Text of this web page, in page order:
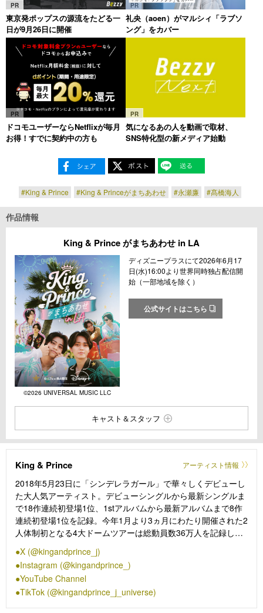
PR
東京発ポップスの源流をたどる一
日が9月26日に開催
PR
礼央（aoen）がマルシィ「ラブソ
ング」をカバー
PR
ドコモユーザーならNetflixが毎月
お得！すでに契約中の方も
PR
気になるあの人を動画で取材、
SNS特化型の新メディア始動
#King & Prince #King & Princeがまちあわせ #永瀬廉 #髙橋海人
作品情報
King & Prince がまちあわせ in LA
©2026 UNIVERSAL MUSIC LLC
ディズニープラスにて2026年6月17
日(水)16:00より世界同時独占配信開
始（一部地域を除く）
公式サイトはこちら
キャスト＆スタッフ
King & Prince アーティスト情報
2018年5月23日に「シンデレラガール」で華々しくデビューし
た大人気アーティスト。デビューシングルから最新シングルま
で18作連続初登場1位、1stアルバムから最新アルバムまで8作
連続初登場1位を記録。今年1月より3ヵ月にわたり開催された2
人体制初となる4大ドームツアーは総動員数36万人を記録し大
魅力を武器に、ドラマや映画、声優、バラエティなど幅広い活
躍を見せている。
永瀬 廉【Ren Nagase】
d.o.b：1999.1.23
X (@kingandprince_j)
Instagram (@kingandprince_)
YouTube Channel
TikTok (@kingandprince_j_universe)